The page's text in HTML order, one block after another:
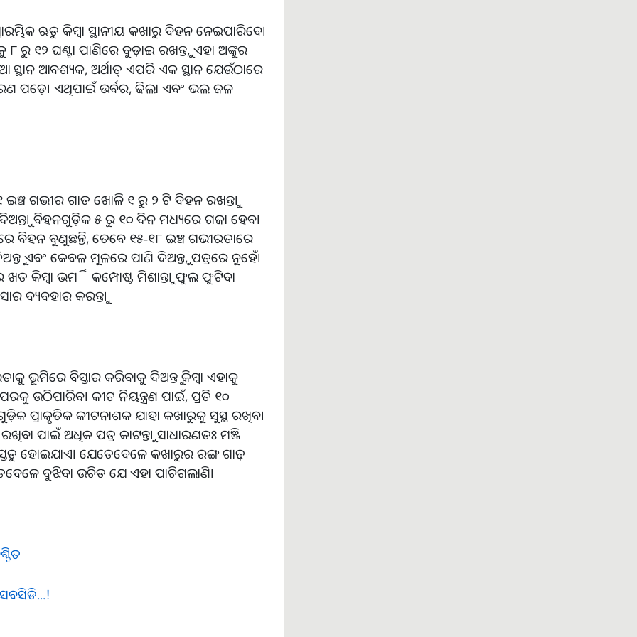
ଋତୁ କିମ୍ବା ସ୍ଥାନୀୟ କଖାରୁ ବିହନ ନେଇପାରିବେ।
ରୁ ୧୨ ଘଣ୍ଟା ପାଣିରେ ବୁଡ଼ାଇ ରଖନ୍ତୁ, ଏହା ଅଙ୍କୁର
ସ୍ଥାନ ଆବଶ୍ୟକ, ଅର୍ଥାତ୍ ଏପରି ଏକ ସ୍ଥାନ ଯେଉଁଠାରେ
ପଡ଼େ। ଏଥିପାଇଁ ଉର୍ବର, ଢିଲା ଏବଂ ଭଲ ଜଳ
ଗଭୀର ଗାତ ଖୋଳି ୧ ରୁ ୨ ଟି ବିହନ ରଖନ୍ତୁ।
ବିହନଗୁଡ଼ିକ ୫ ରୁ ୧୦ ଦିନ ମଧ୍ୟରେ ଗଜା ହେବ।
ବିହନ ବୁଣୁଛନ୍ତି, ତେବେ ୧୫-୧୮ ଇଞ୍ଚ ଗଭୀରତାରେ
ଏବଂ କେବଳ ମୂଳରେ ପାଣି ଦିଅନ୍ତୁ, ପତ୍ରରେ ନୁହେଁ।
କିମ୍ବା ଭର୍ମି କମ୍ପୋଷ୍ଟ ମିଶାନ୍ତୁ। ଫୁଲ ଫୁଟିବା
ବ୍ୟବହାର କରନ୍ତୁ।
ଭୂମିରେ ବିସ୍ତାର କରିବାକୁ ଦିଅନ୍ତୁ କିମ୍ବା ଏହାକୁ
ଉଠିପାରିବ। କୀଟ ନିୟନ୍ତ୍ରଣ ପାଇଁ, ପ୍ରତି ୧୦
ପ୍ରାକୃତିକ କୀଟନାଶକ ଯାହା କଖାରୁକୁ ସୁସ୍ଥ ରଖିବ।
ପାଇଁ ଅଧିକ ପତ୍ର କାଟନ୍ତୁ। ସାଧାରଣତଃ ମଞ୍ଜି
ହୋଇଯାଏ। ଯେତେବେଳେ କଖାରୁର ରଙ୍ଗ ଗାଢ଼
ବୁଝିବା ଉଚିତ ଯେ ଏହା ପାଚିଗଲାଣି।